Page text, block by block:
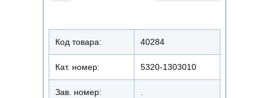
Код товара: 40284
Кат. номер: 5320-1303010
Зав. номер: .